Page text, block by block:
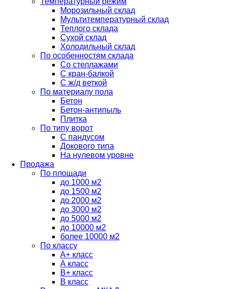
Морозильный склад
Мультитемпературный склад
Теплого склада
Сухой склад
Холодильный склад
По особенностям склада
Со стеллажами
С кран-балкой
С ж/д веткой
По материалу пола
Бетон
Бетон-антипыль
Плитка
По типу ворот
С пандусом
Докового типа
На нулевом уровне
Продажа
По площади
до 1000 м2
до 1500 м2
до 2000 м2
до 3000 м2
до 5000 м2
до 10000 м2
более 10000 м2
По классу
A+ класс
А класс
В+ класс
B класс